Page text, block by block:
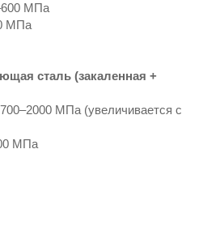
МПа
МПа
сталь (закаленная +
МПа (увеличивается с
МПа